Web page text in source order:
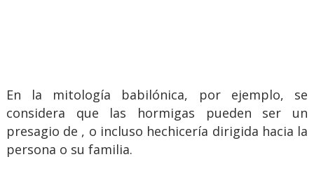
En la mitología babilónica, por ejemplo, se
considera que las hormigas pueden ser un
presagio de , o incluso hechicería dirigida hacia la
persona o su familia.